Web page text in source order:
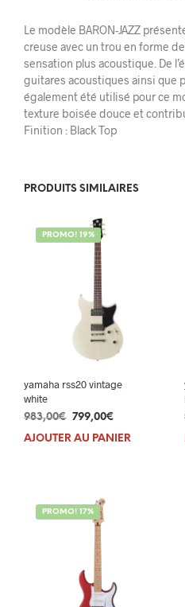
Le modèle BARON-JAZZ
creuse avec un trou en forme
sensation plus acoustique. De
guitares acoustiques ainsi que
également été utilisé pour ce
texture boisée douce et
Finition : Black Top
PRODUITS SIMILAIRES
PROMO! 19%
yamaha rss20 vintage
white
983,00€ Le
prix
799,00€
prix
AJOUTER AU PANIER
PROMO! 17%